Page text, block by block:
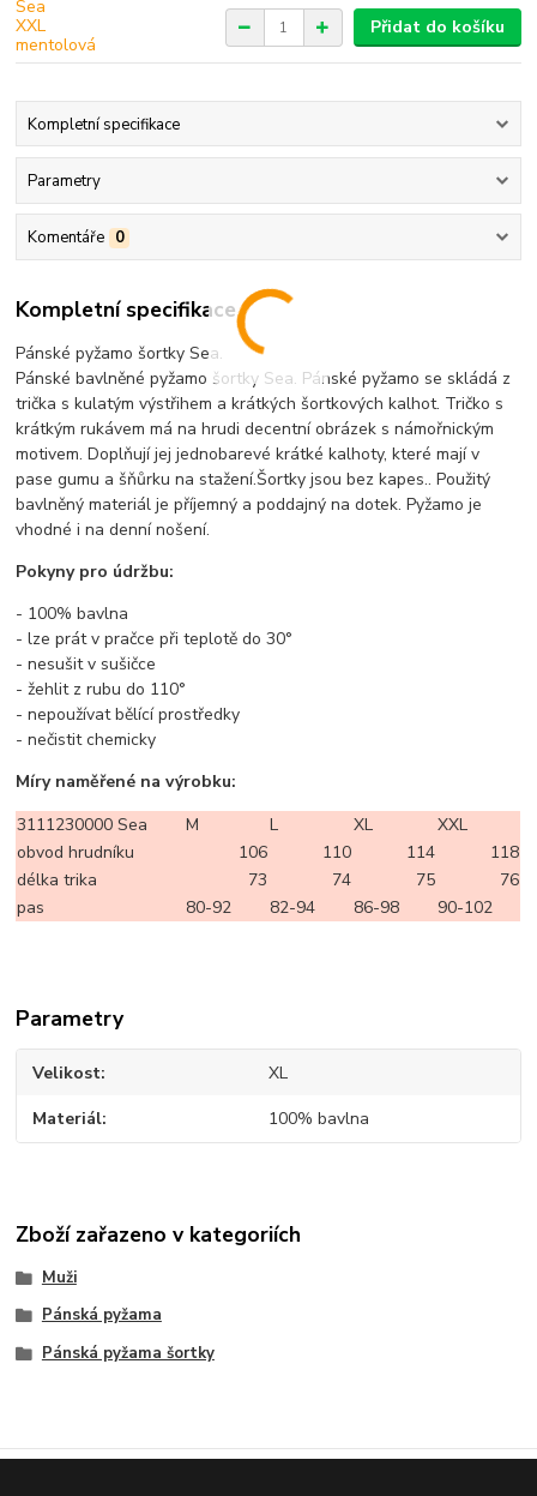
Přidat do košíku
Kompletní specifikace
Parametry
Komentáře 0
Kompletní specifikace
Pánské pyžamo šortky Sea.
Pánské bavlněné pyžamo šortky Sea. Pánské pyžamo se skládá z
trička s kulatým výstřihem a krátkých šortkových kalhot. Tričko s
krátkým rukávem má na hrudi decentní obrázek s námořnickým
motivem. Doplňují jej jednobarevé krátké kalhoty, které mají v
pase gumu a šňůrku na stažení.Šortky jsou bez kapes.. Použitý
bavlněný materiál je příjemný a poddajný na dotek. Pyžamo je
vhodné i na denní nošení.
Pokyny pro údržbu:
- 100% bavlna
- lze prát v pračce při teplotě do 30°
- nesušit v sušičce
- žehlit z rubu do 110°
- nepoužívat bělící prostředky
- nečistit chemicky
Míry naměřené na výrobku:
3111230000 Sea
M L XL
XXL
obvod hrudníku
106 110 114
118
délka trika
73 74 75
76
pas
80-92 82-94 86-98 90-102
Parametry
Velikost XL
Materiál 100% bavlna
Zboží zařazeno v kategoriích
Muži
Pánská pyžama
Pánská pyžama šortky